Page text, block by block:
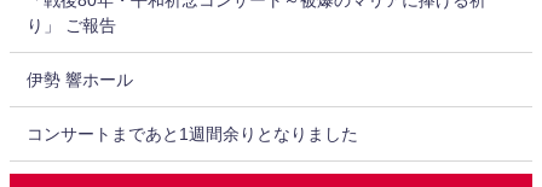
り」 ご報告
伊勢 響ホール
コンサートまであと1週間余りとなりました